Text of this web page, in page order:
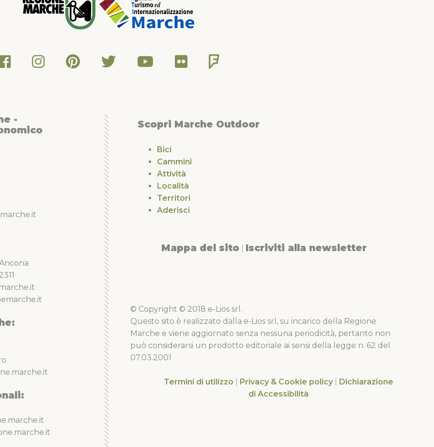
-
Scopri Marche Outdoor
Bici
Cammini
Attività
Località
Territori
Aderisci
Mappa del sito Iscriviti alla newsletter
© Copyright © 2018 e-Lios srl.
Questo sito è realizzato dalla e-Lios srl, su incarico della Regione
Marche e viene aggiornato senza nessuna periodicità, pertanto non
può considerarsi un prodotto editoriale ai sensi della legge n. 62 del
07.03.2001
Termini di utilizzo Privacy & Cookie policy
Dichiarazione
di Accessibilità